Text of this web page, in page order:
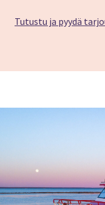
Tutustu ja pyydä